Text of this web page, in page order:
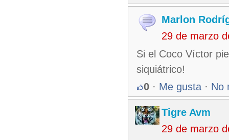
Marlon
29 de marzo
Si el Coco Víctor
siquiátrico!
0 · Me gusta · No
Tigre Avm
29 de marzo